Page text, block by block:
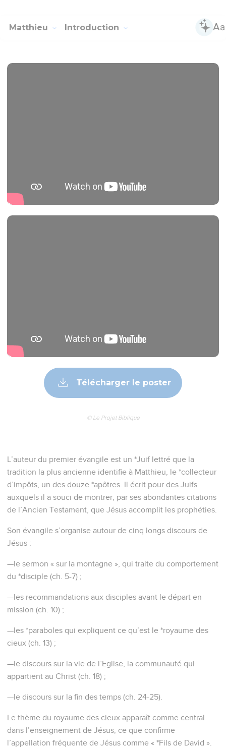
Matthieu Introduction
Télécharger le poster
© Le Projet Biblique
L’auteur du premier évangile est un *Juif lettré que la
tradition la plus ancienne identifie à Matthieu, le *collecteur
d’impôts, un des douze *apôtres. Il écrit pour des Juifs
auxquels il a souci de montrer, par ses abondantes citations
de l’Ancien Testament, que Jésus accomplit les prophéties.
Son évangile s’organise autour de cinq longs discours de
Jésus :
—le sermon « sur la montagne », qui traite du comportement
du *disciple (ch. 5-7) ;
—les recommandations aux disciples avant le départ en
mission (ch. 10) ;
—les *paraboles qui expliquent ce qu’est le *royaume des
cieux (ch. 13) ;
—le discours sur la vie de l’Eglise, la communauté qui
appartient au Christ (ch. 18) ;
—le discours sur la fin des temps (ch. 24-25).
Le thème du royaume des cieux apparaît comme central
dans l’enseignement de Jésus, ce que confirme
l’appellation fréquente de Jésus comme « *Fils de David ».